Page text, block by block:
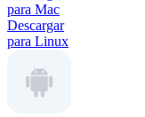
para Mac
Descargar
para Linux